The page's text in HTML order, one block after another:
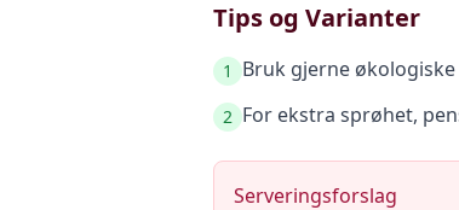
Tips og Varianter
1 Bruk gjerne
2 For ekstra sprøhet,
Serveringsforslag